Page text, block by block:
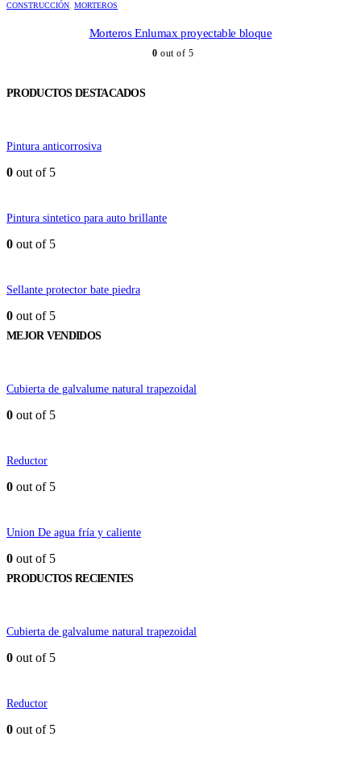
CONSTRUCCIÓN, MORTEROS
Morteros Enlumax proyectable bloque
0 out of 5
PRODUCTOS DESTACADOS
Pintura anticorrosiva
0 out of 5
Pintura sintetico para auto brillante
0 out of 5
Sellante protector bate piedra
0 out of 5
MEJOR VENDIDOS
Cubierta de galvalume natural trapezoidal
0 out of 5
Reductor
0 out of 5
Union De agua fría y caliente
0 out of 5
PRODUCTOS RECIENTES
Cubierta de galvalume natural trapezoidal
0 out of 5
Reductor
0 out of 5